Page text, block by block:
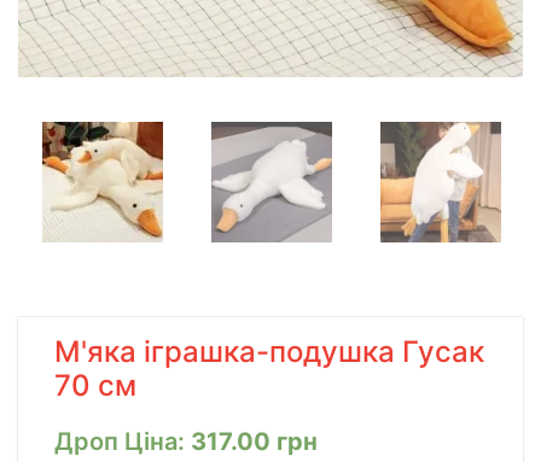
М'яка іграшка-подушка Гусак
70 см
Дроп Ціна: 317.00 грн